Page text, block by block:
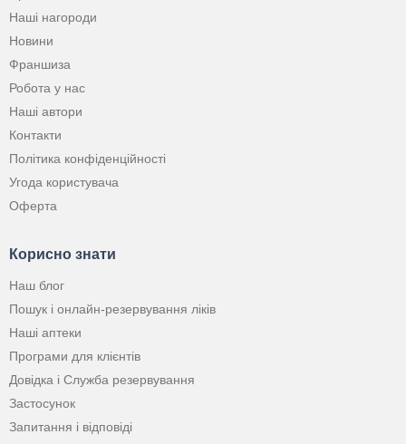
Наші нагороди
Новини
Франшиза
Робота у нас
Наші автори
Контакти
Політика конфіденційності
Угода користувача
Оферта
Корисно знати
Наш блог
Пошук і онлайн-резервування ліків
Наші аптеки
Програми для клієнтів
Довідка і Служба резервування
Застосунок
Запитання і відповіді